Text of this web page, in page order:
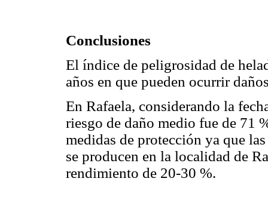
Conclusiones
El índice de peligrosidad de
años en que pueden ocurrir
En Rafaela, considerando la
riesgo de daño medio fue de 71
medidas de protección ya que
se producen en la localidad de
rendimiento de 20-30 %.